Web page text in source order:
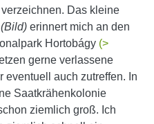
Das kleine
erinnert mich an den
Hortobágy (>
gerne verlassene
eventuell auch zutreffen. In
Saatkrähenkolonie
ziemlich groß. Ich